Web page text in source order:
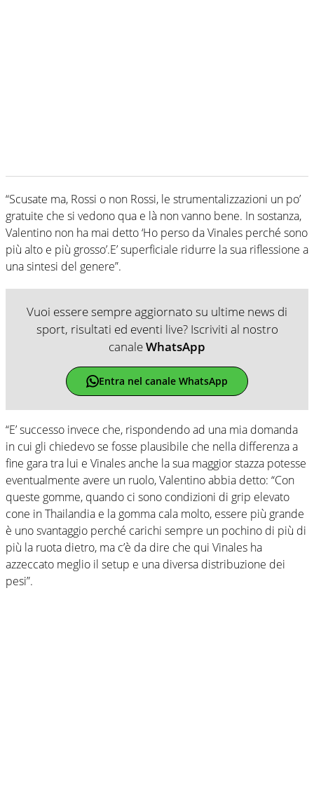
“Scusate ma, Rossi o non Rossi, le strumentalizzazioni un po’
gratuite che si vedono qua e là non vanno bene. In sostanza,
Valentino non ha mai detto ‘Ho perso da Vinales perché sono
più alto e più grosso’.E’ superficiale ridurre la sua riflessione a
una sintesi del genere”.
Vuoi essere sempre aggiornato su ultime news di
sport, risultati ed eventi live? Iscriviti al nostro
canaleWhatsApp
Entra nel canale WhatsApp
“E’ successo invece che, rispondendo ad una mia domanda
in cui gli chiedevo se fosse plausibile che nella differenza a
fine gara tra lui e Vinales anche la sua maggior stazza potesse
eventualmente avere un ruolo, Valentino abbia detto: “Con
queste gomme, quando ci sono condizioni di grip elevato
cone in Thailandia e la gomma cala molto, essere più grande
è uno svantaggio perché carichi sempre un pochino di più di
più la ruota dietro, ma c’è da dire che qui Vinales ha
azzeccato meglio il setup e una diversa distribuzione dei
pesi”.